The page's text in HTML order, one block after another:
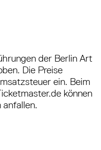
der Berlin Art
Die Preise
ein. Beim
können
anfallen.